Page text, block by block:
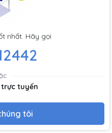
nhất. Hãy gọi
tuyến
tôi